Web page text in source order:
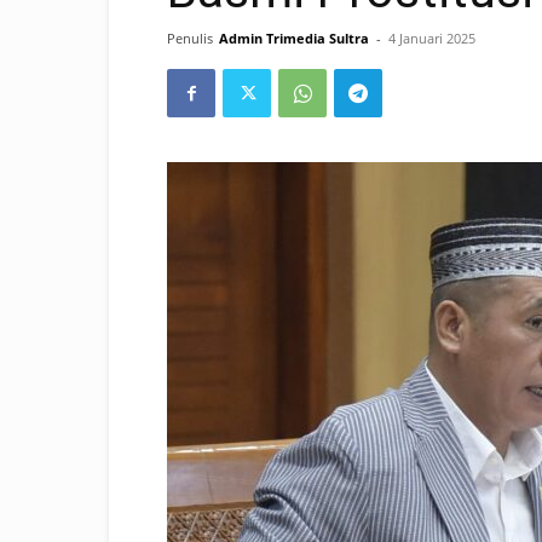
Penulis Admin Trimedia Sultra - 4 Januari 2025